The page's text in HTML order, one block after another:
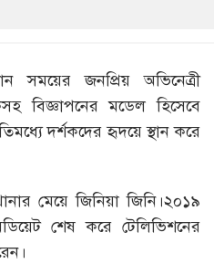
সময়ের জনপ্রিয় অভিনেত্রী
বিজ্ঞাপনের মডেল হিসেবে
দর্শকদের হৃদয়ে স্থান করে
মেয়ে জিনিয়া জিনি।২০১৯
শেষ করে টেলিভিশনের